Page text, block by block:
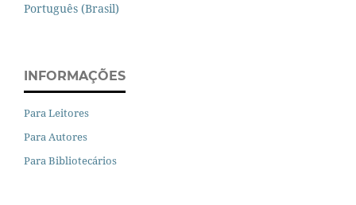
Português (Brasil)
INFORMAÇÕES
Para Leitores
Para Autores
Para Bibliotecários